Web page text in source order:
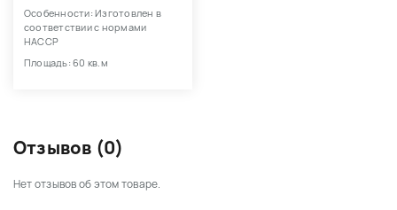
Особенности: Изготовлен в
соответствии с нормами
HACCP
Площадь: 60 кв.м
Отзывов (0)
Нет отзывов об этом товаре.